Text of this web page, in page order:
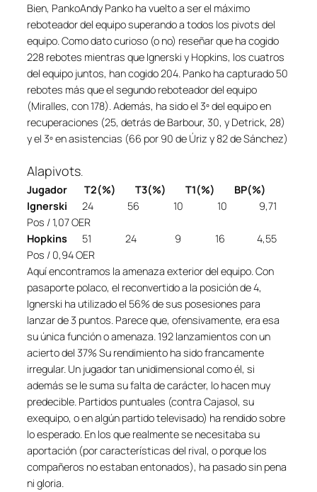
Bien, PankoAndy Panko ha vuelto a ser el máximo
reboteador del equipo superando a todos los pivots del
equipo. Como dato curioso (o no) reseñar que ha cogido
228 rebotes mientras que Ignerski y Hopkins, los cuatros
del equipo juntos, han cogido 204. Panko ha capturado 50
rebotes más que el segundo reboteador del equipo
(Miralles, con 178). Además, ha sido el 3º del equipo en
recuperaciones (25, detrás de Barbour, 30, y Detrick, 28)
y el 3º en asistencias (66 por 90 de Úriz y 82 de Sánchez)
Alapivots.
Jugador T2(%) T3(%) T1(%) BP(%)
Ignerski 24 56 10 10 9,71
Pos / 1,07 OER
Hopkins 51 24 9 16 4,55
Pos / 0,94 OER
Aquí encontramos la amenaza exterior del equipo. Con
pasaporte polaco, el reconvertido a la posición de 4,
Ignerski ha utilizado el 56% de sus posesiones para
lanzar de 3 puntos. Parece que, ofensivamente, era esa
su única función o amenaza. 192 lanzamientos con un
acierto del 37% Su rendimiento ha sido francamente
irregular. Un jugador tan unidimensional como él, si
además se le suma su falta de carácter, lo hacen muy
predecible. Partidos puntuales (contra Cajasol, su
exequipo, o en algún partido televisado) ha rendido sobre
lo esperado. En los que realmente se necesitaba su
aportación (por características del rival, o porque los
compañeros no estaban entonados), ha pasado sin pena
ni gloria.